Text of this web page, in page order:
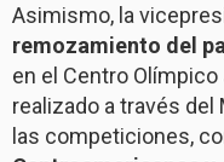
Asimismo, la
remozamiento del
en el Centro
realizado a través
las competiciones,